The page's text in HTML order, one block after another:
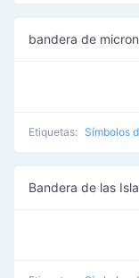
bandera de
Etiquetas: Símbolos
Bandera de las